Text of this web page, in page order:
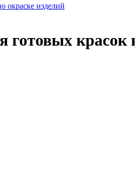
окраске изделий
готовых красок